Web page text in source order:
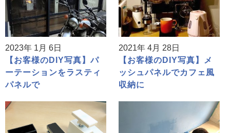
2023年 1月 6日
【お客様のDIY写真】パ
ーテーションをラスティ
パネルで
2021年 4月 28日
【お客様のDIY写真】メ
ッシュパネルでカフェ風
収納に